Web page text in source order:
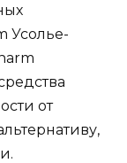
Усолье-
от